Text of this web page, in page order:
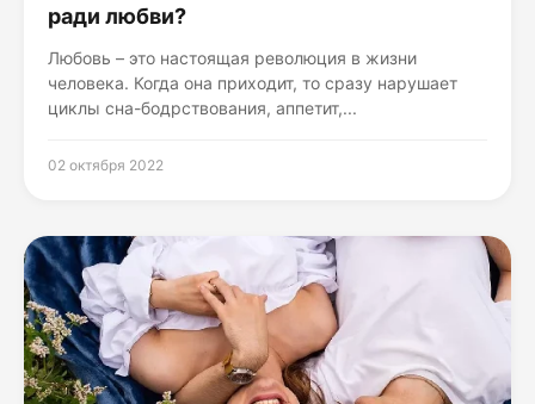
ради любви?
Любовь – это настоящая революция в жизни
человека. Когда она приходит, то сразу нарушает
циклы сна-бодрствования, аппетит,...
02 октября 2022